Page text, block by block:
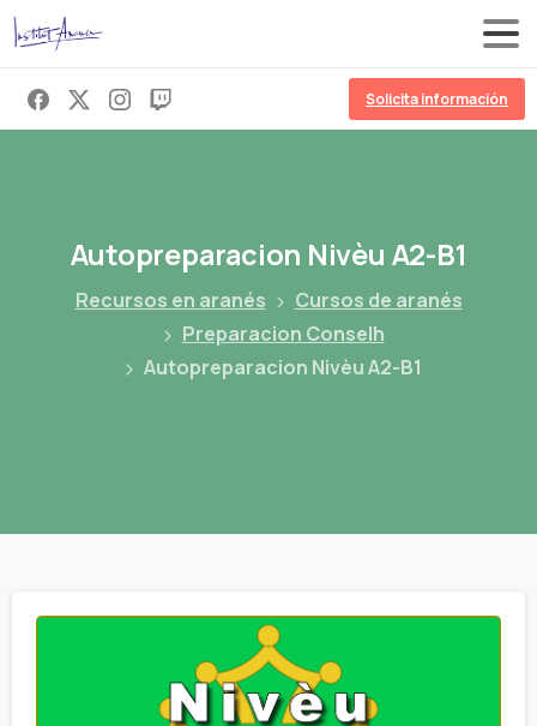
Solicita información
Autopreparacion Nivèu A2-B1
Recursos en aranés
Cursos de aranés
Preparacion Conselh
Autopreparacion Nivèu A2-B1